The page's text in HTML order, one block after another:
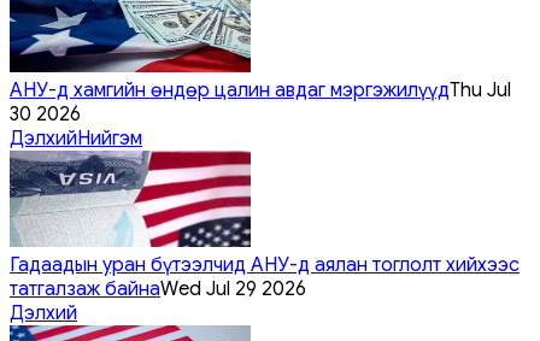
АНУ-д хамгийн өндөр цалин авдаг мэргэжилүүдThu Jul
30 2026
ДэлхийНийгэм
Гадаадын уран бүтээлчид АНУ-д аялан тоглолт хийхээс
татгалзаж байнаWed Jul 29 2026
Дэлхий